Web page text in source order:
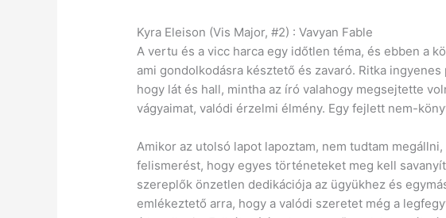
Kyra Eleison (Vis Major, #2) : Vavyan Fable
A vertu és a vicc harca egy időtlen téma, és ebben a
ami gondolkodásra késztető és zavaró. Ritka
hogy lát és hall, mintha az író valahogy megsejtette
vágyaimat, valódi érzelmi élmény. Egy fejlett nem-
Amikor az utolsó lapot lapoztam, nem tudtam
felismerést, hogy egyes történeteket meg kell
szereplők önzetlen dedikációja az ügyükhez és
emlékeztető arra, hogy a valódi szeretet még a